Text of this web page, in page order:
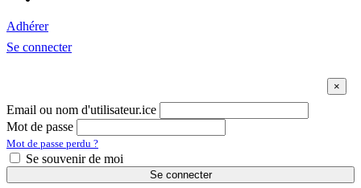
Adhérer
Se connecter
Email ou nom d'utilisateur.ice
Mot de passe
Mot de passe perdu ?
Se souvenir de moi
Se connecter